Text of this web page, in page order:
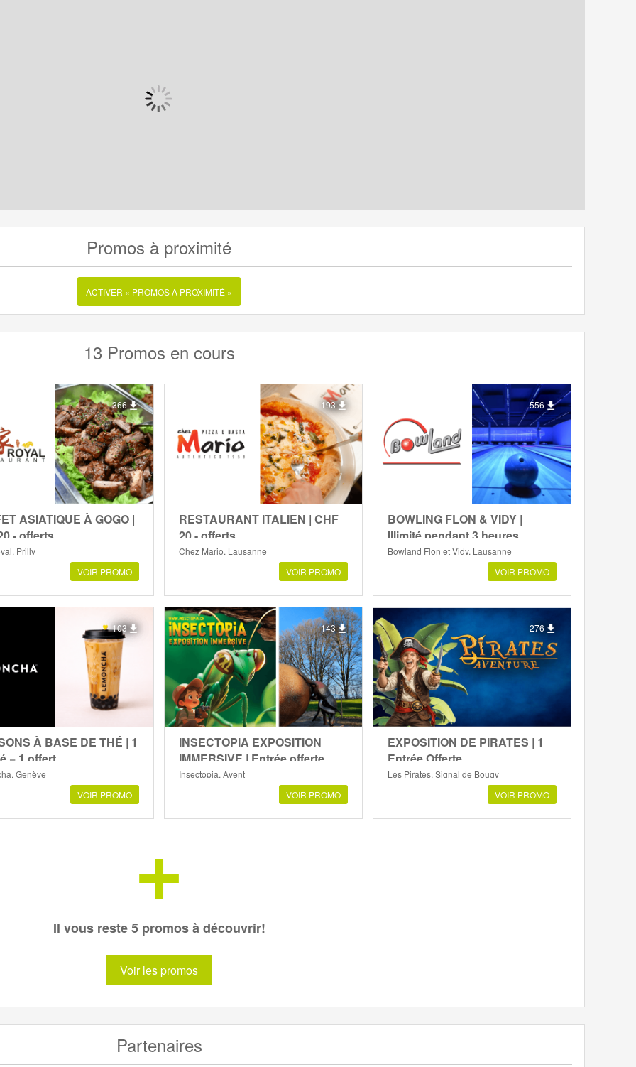
Promos à proximité
ACTIVER « PROMOS À PROXIMITÉ »
13 Promos en cours
366
ASIATIQUE À GOGO |
offerts
Prilly
VOIR PROMO
193
RESTAURANT ITALIEN | CHF
20.- offerts
Chez Mario, Lausanne
VOIR PROMO
556
BOWLING FLON & VIDY |
Illimité pendant 3 heures
Bowland Flon et Vidy, Lausanne
VOIR PROMO
103
À BASE DE THÉ | 1
= 1 offert
Genève
VOIR PROMO
143
INSECTOPIA EXPOSITION
IMMERSIVE | Entrée offerte
Insectopia, Ayent
VOIR PROMO
276
EXPOSITION DE PIRATES | 1
Entrée Offerte
Les Pirates, Signal de Bougy
VOIR PROMO
+
Il vous reste 5 promos à découvrir!
Voir les promos
Partenaires